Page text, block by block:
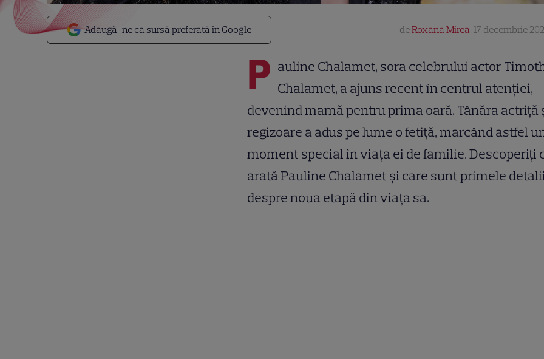
Adaugă-ne ca sursă preferată în Google deRoxana Mirea, 17 decembrie
P auline Chalamet, sora celebrului actor
Chalamet, a ajuns recent în centrul atenției,
devenind mamă pentru prima oară. Tânăra actriță
regizoare a adus pe lume o fetiță, marcând astfel
moment special în viața ei de familie. Descoperiți
arată Pauline Chalamet și care sunt primele
despre noua etapă din viața sa.